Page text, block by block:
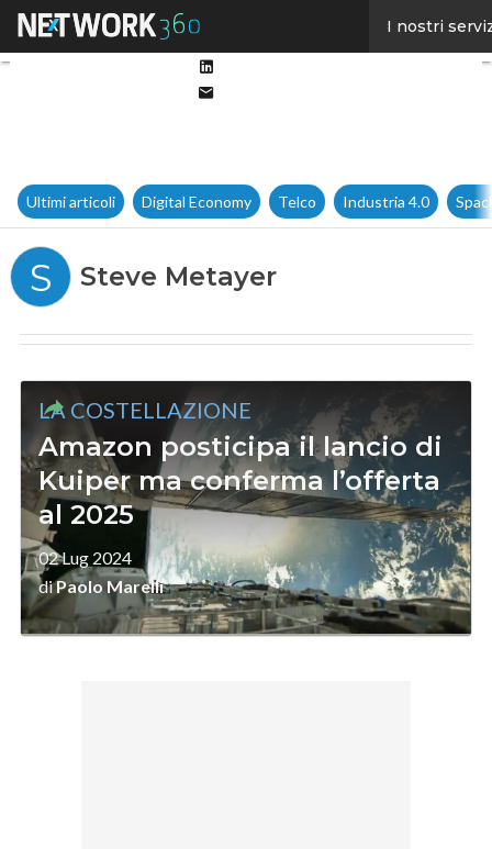
I nostri
Ultimi articoli Digital Economy Telco Industria 4.0
S Steve Metayer
LA COSTELLAZIONE
Amazon posticipa il lancio di
Kuiper ma conferma l’offerta
al 2025
02 Lug 2024
diPaolo Marelli